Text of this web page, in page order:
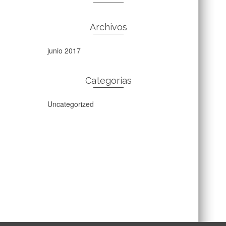
Archivos
junio 2017
Categorías
Uncategorized